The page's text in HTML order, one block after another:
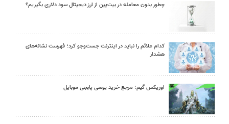
چطور بدون معامله در بیت‌پین از ارز دیجیتال سود دلاری بگیریم؟
کدام علائم را نباید در اینترنت جست‌وجو کرد؛ فهرست نشانه‌های
هشدار
اوریکس گیم؛ مرجع خرید یوسی پابجی موبایل